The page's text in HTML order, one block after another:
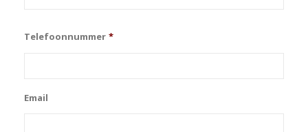
Telefoonnummer *
Email